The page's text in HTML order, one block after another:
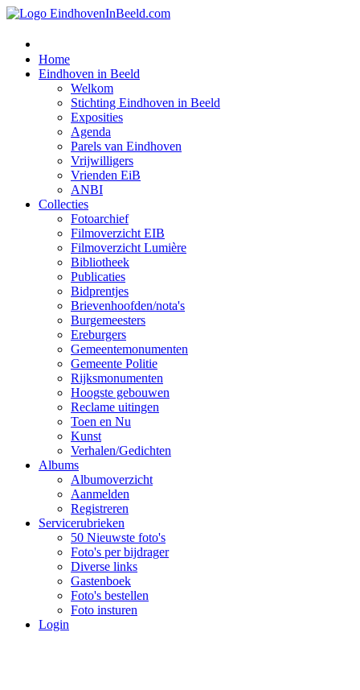
Home
Eindhoven in Beeld
Welkom
Stichting Eindhoven in Beeld
Exposities
Agenda
Parels van Eindhoven
Vrijwilligers
Vrienden EiB
ANBI
Collecties
Fotoarchief
Filmoverzicht EIB
Filmoverzicht Lumière
Bibliotheek
Publicaties
Bidprentjes
Brievenhoofden/nota's
Burgemeesters
Ereburgers
Gemeentemonumenten
Gemeente Politie
Rijksmonumenten
Hoogste gebouwen
Reclame uitingen
Toen en Nu
Kunst
Verhalen/Gedichten
Albums
Albumoverzicht
Aanmelden
Registreren
Servicerubrieken
50 Nieuwste foto's
Foto's per bijdrager
Diverse links
Gastenboek
Foto's bestellen
Foto insturen
Login